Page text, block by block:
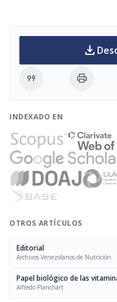
download
format_quote print
INDEXADO EN
OTROS ARTÍCULOS
Editorial
Archivos Venezolanos de Nutrición
Papel biológico de las
Alfredo Planchart